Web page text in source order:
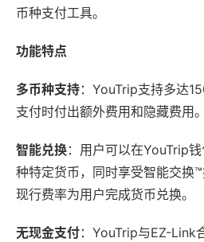
币种支付工具。
功能特点
多币种支持：YouTrip支持多达
支付时付出额外费用和隐藏费用。
智能兑换：用户可以在YouTrip
种特定货币，同时享受智能交换
现行费率为用户完成货币兑换。
无现金支付：YouTrip与EZ-Link